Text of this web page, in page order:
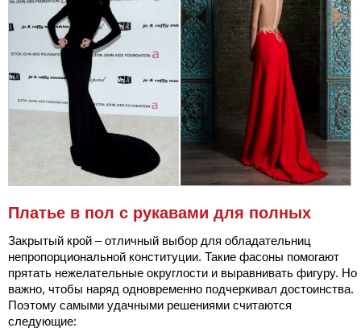
Платье в пол с рукавами для полных
Закрытый крой – отличный выбор для обладательниц
непропорциональной конституции. Такие фасоны помогают
прятать нежелательные округлости и выравнивать фигуру. Но
важно, чтобы наряд одновременно подчеркивал достоинства.
Поэтому самыми удачными решениями считаются
следующие: